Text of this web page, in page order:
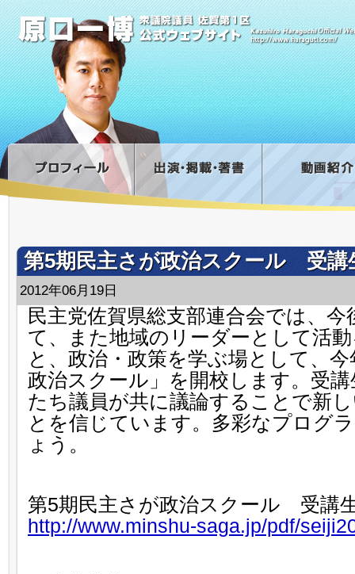
第5期民主さが政治スクール 受講
2012年06月19日
民主党佐賀県総支部連合会では、今
て、また地域のリーダーとして活
と、政治・政策を学ぶ場として、
政治スクール」を開校します。受
たち議員が共に議論することで新
とを信じています。多彩なプログ
ょう。
第5期民主さが政治スクール 受講
http://www.minshu-saga.jp/pdf/